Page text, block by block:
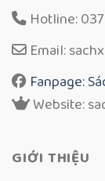
Hotline:
Email:
Fanpage:
Website:
GIỚI THIỆU